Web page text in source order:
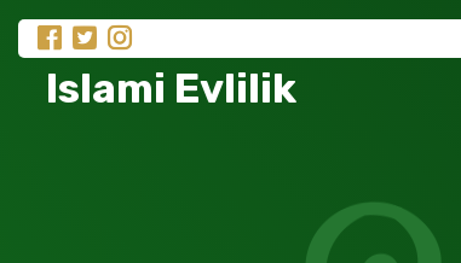
Islami Evlilik